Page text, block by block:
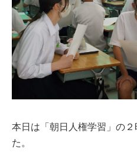
本日は「朝日人権学習」の
た。